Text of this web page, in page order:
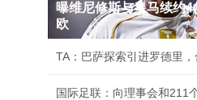
曝维尼修斯与皇马续约4
欧
TA：巴萨探索引进罗德里，
国际足联：向理事会和211